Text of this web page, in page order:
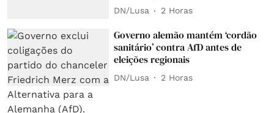
DN/Lusa 2 Horas
Governo alemão mantém ‘cordão
sanitário’ contra AfD antes de
eleições regionais
DN/Lusa 2 Horas